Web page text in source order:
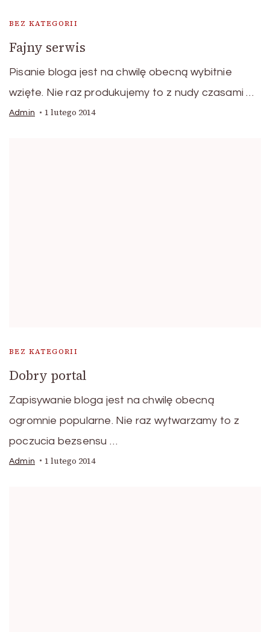
BEZ KATEGORII
Fajny serwis
Pisanie bloga jest na chwilę obecną wybitnie
wzięte. Nie raz produkujemy to z nudy czasami …
Admin 1 lutego 2014
BEZ KATEGORII
Dobry portal
Zapisywanie bloga jest na chwilę obecną
ogromnie popularne. Nie raz wytwarzamy to z
poczucia bezsensu …
Admin 1 lutego 2014